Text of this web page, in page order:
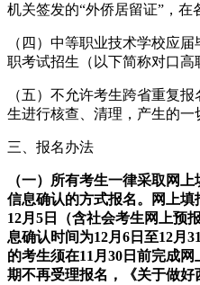
机关签发的“外侨居留证”，在
（四）中等职业技术学校应
职考试招生（以下简称对口高
（五）不允许考生跨省重复
生进行核查、清理，产生的一
三、报名办法
（一）所有考生一律采取网
信息确认的方式报名。网上填
12月5日（含社会考生网上预
息确认时间为12月6日至12月
的考生须在11月30日前完成
期不再受理报名，《关于做好